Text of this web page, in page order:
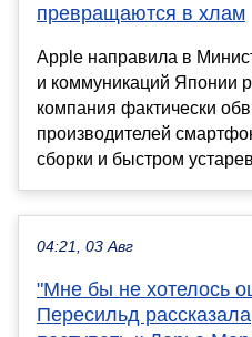
превращаются в хлам
Apple направила в
и коммуникаций Японии
компания фактически
производителей
сборки и быстром
04:21, 03 Авг
"Мне бы не хотелось
Пересильд